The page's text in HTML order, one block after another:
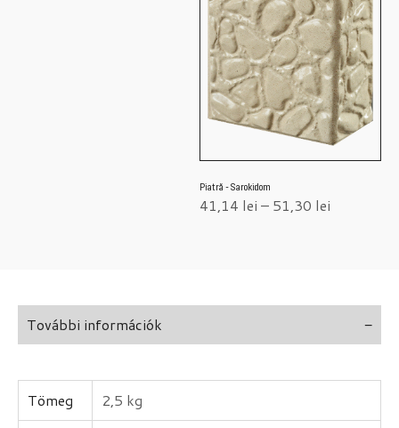
Piatră - Sarokidom
41,14 lei – 51,30 lei
További információk
Tömeg
2,5 kg